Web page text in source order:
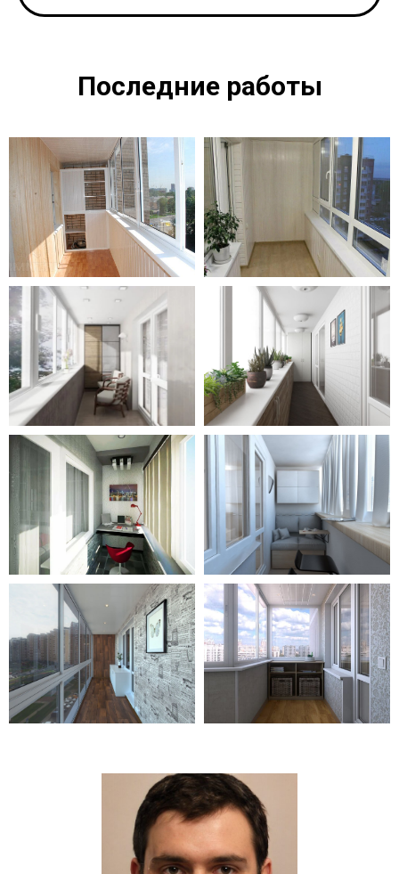
Последние работы